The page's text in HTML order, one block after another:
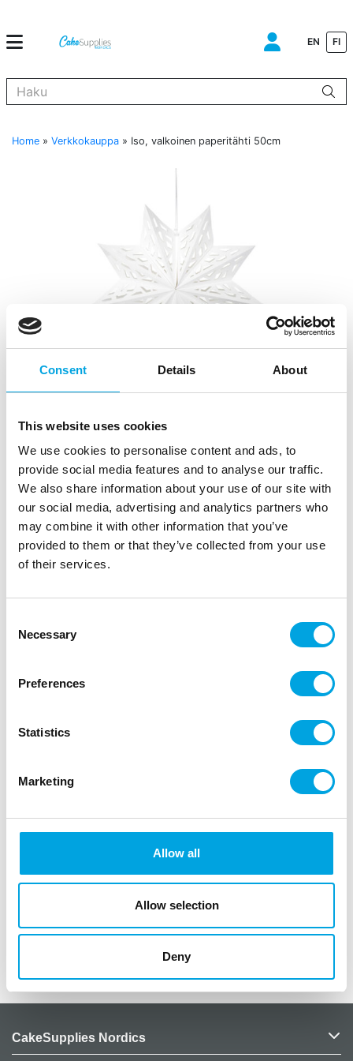
Consent Details About
This website uses cookies
We use cookies to personalise content and ads, to
provide social media features and to analyse our traffic.
We also share information about your use of our site with
our social media, advertising and analytics partners who
may combine it with other information that you’ve
provided to them or that they’ve collected from your use
of their services.
Selection
Necessary
Preferences
Statistics
Marketing
Allow all
Allow selection
Deny
EN FI
Home » Verkkokauppa » Iso, valkoinen paperitähti 50cm
Iso, valkoinen paperitähti 50cm
Tuotetunnus (SKU): GWP2-50-008 |
Tuotemerkki:PARTYDECO | EAN: 5904555024427 |
Pakkauskoko: 50 | Myyntiyksikkö: 5
Upea, iso kuvioitu paperitähti joulun ja talven
somistuksiin.
Kuvaus
paketissa 1kpl
nt
nt
n
CakeSupplies Nordics